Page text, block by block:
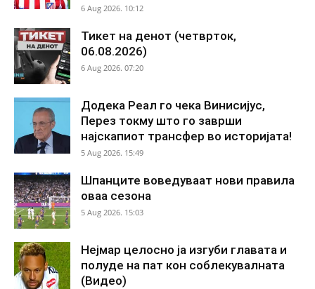
6 Aug 2026. 10:12
Тикет на денот (четврток,
06.08.2026)
6 Aug 2026. 07:20
Додека Реал го чека Винисијус,
Перез токму што го заврши
најскапиот трансфер во историјата!
5 Aug 2026. 15:49
Шпанците воведуваат нови правила
оваа сезона
5 Aug 2026. 15:03
Нејмар целосно ја изгуби главата и
полуде на пат кон соблекувалната
(Видео)